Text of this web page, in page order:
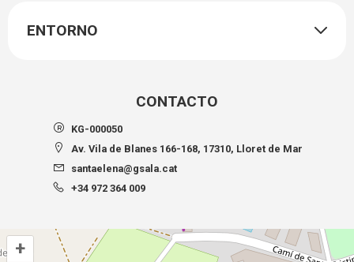
ENTORNO
CONTACTO
KG-000050
Av. Vila de Blanes 166-168, 17310, Lloret de Mar
santaelena@gsala.cat
+34 972 364 009
+